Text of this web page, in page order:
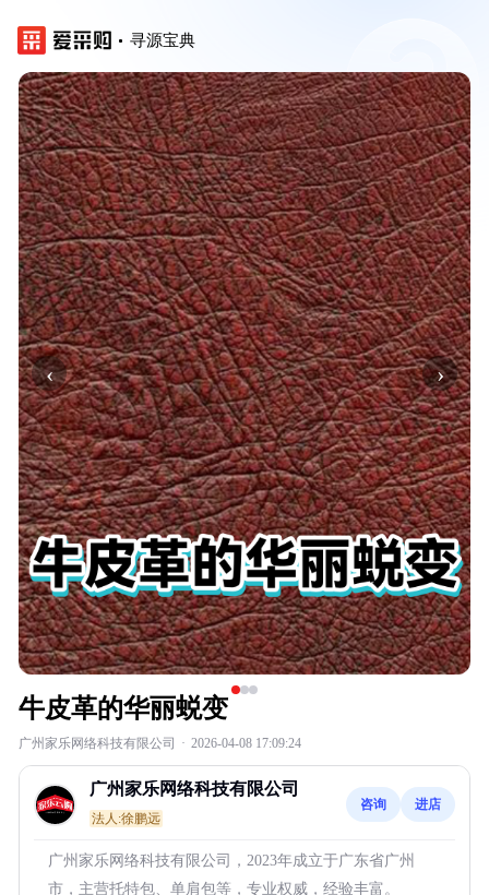
寻源宝典
‹ ›
牛皮革的华丽蜕变
广州家乐网络科技有限公司 · 2026-04-08 17:09:24
广州家乐网络科技有限公司
法人:徐鹏远
咨询 进店
广州家乐网络科技有限公司，2023年成立于广东省广州
市，主营托特包、单肩包等，专业权威，经验丰富。